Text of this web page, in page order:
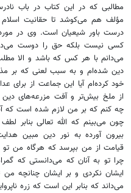
مطالبى كه در اين كتاب در باب
مؤلف هم مى‌كوشد تا حقانيت
درست باور شيعيان است. وى در
كسى نيست بلكه حق را دوست
مى‌دانم با هر كس كه باشد و الا
دين شده‌ام و به سبب لعنى كه بر
خود كرده‌ام آيا اين جماعت از براى
از ملخ بيش‌تر و آفت مزرعه‌هاى دين
چه كنم كه بر من لازم شده است كه
چون مى‌بينم كه الله تعالى بنابر
بيرون آورده به نور دين مبين
قيامت از من بپرسد كه هرگاه من
چرا تو به آنان كه مى‌دانستى كه
ايشان نكردى و بر ايشان چنانچه
مى‌داند كه بنابر اين است كه زره